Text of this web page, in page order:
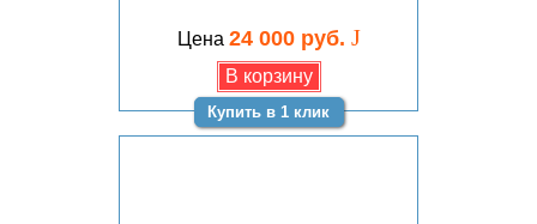
Цена 24 000 руб. J
Купить в 1 клик